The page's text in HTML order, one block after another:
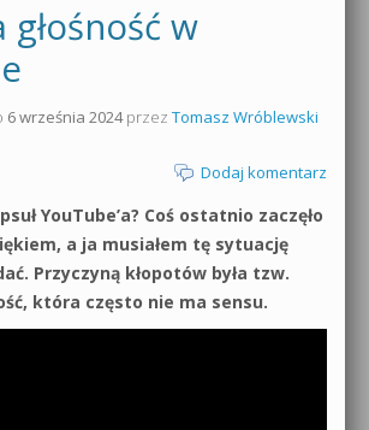
w
6 września 2024przez Tomasz Wróblewski
Dodaj komentarz
YouTube’a? Coś ostatnio zaczęło
a ja musiałem tę sytuację
Przyczyną kłopotów była tzw.
która często nie ma sensu.